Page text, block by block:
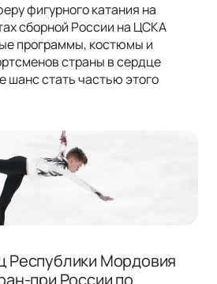
фигурного катания на
сборной России на ЦСКА
программы, костюмы и
страны в сердце
шанс стать частью этого
Республики Мордовия